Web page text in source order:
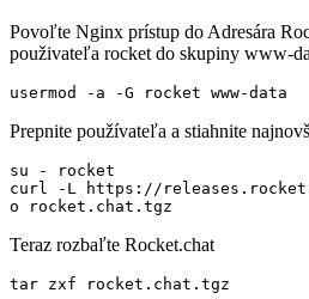
Povoľte Nginx prístup do Adresára
použivateľa rocket do skupiny www-
usermod -a -G rocket www-data
Prepnite používateľa a stiahnite
su - rocket
curl -L https://
o rocket.chat.tgz
Teraz rozbaľte Rocket.chat
tar zxf rocket.chat.tgz